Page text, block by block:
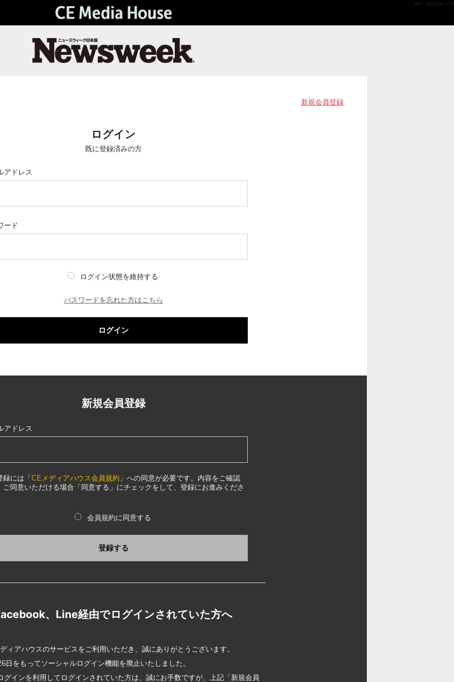
API Version 2.0
新規会員登録
ログイン
既に登録済みの方
アドレス
ード
ログイン状態を維持する
パスワードを忘れた方はこちら
ログイン
新規会員登録
アドレス
録には「CEメディアハウス会員規約 」への同意が必要です。内容をご確認
ご同意いただける場合「同意する」にチェックをして、登録にお進みくださ
会員規約に同意する
登録する
、Line経由でログインされていた方へ
ィアハウスのサービスをご利用いただき、誠にありがとうございます。
日をもってソーシャルログイン機能を廃止いたしました。
グインを利用してログインされていた方は、誠にお手数ですが、上記「新規会員